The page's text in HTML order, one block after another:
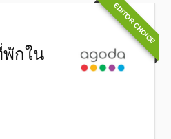
EDITOR CHOICE
พักใน